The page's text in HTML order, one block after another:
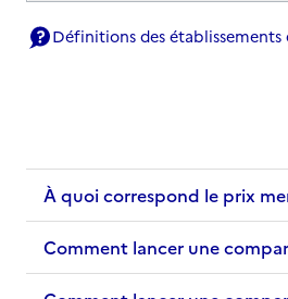
Adresse
Rue du Docteur Paul
Rapport HAS
Voir les prix et prestations
Définitions des établissements
À quoi correspond le prix
Comment lancer une